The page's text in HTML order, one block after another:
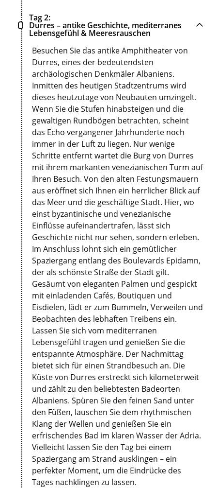
Tag 2
Durres – antike Geschichte, mediterranes
Lebensgefühl & Meeresrauschen
Besuchen Sie das antike Amphitheater von
Durres, eines der bedeutendsten
archäologischen Denkmäler Albaniens.
Inmitten des heutigen Stadtzentrums wird
dieses heutzutage von Neubauten umzingelt.
Wenn Sie die Stufen hinabsteigen und die
gewaltigen Rundbögen betrachten, scheint
das Echo vergangener Jahrhunderte noch
immer in der Luft zu liegen. Nur wenige
Schritte entfernt wartet die Burg von Durres
mit ihrem markanten venezianischen Turm auf
Ihren Besuch. Von den alten Festungsmauern
aus eröffnet sich Ihnen ein herrlicher Blick auf
das Meer und die geschäftige Stadt. Hier, wo
einst byzantinische und venezianische
Einflüsse aufeinandertrafen, lässt sich
Geschichte nicht nur sehen, sondern erleben.
Im Anschluss lohnt sich ein gemütlicher
Spaziergang entlang des Boulevards Epidamn,
der als schönste Straße der Stadt gilt.
Gesäumt von eleganten Palmen und gespickt
mit einladenden Cafés, Boutiquen und
Eisdielen, lädt er zum Bummeln, Verweilen und
Beobachten des lebhaften Treibens ein.
Lassen Sie sich vom mediterranen
Lebensgefühl tragen und genießen Sie die
entspannte Atmosphäre. Der Nachmittag
bietet sich für einen Strandbesuch an. Die
Küste von Durres erstreckt sich kilometerweit
und zählt zu den beliebtesten Badeorten
Albaniens. Spüren Sie den feinen Sand unter
den Füßen, lauschen Sie dem rhythmischen
Klang der Wellen und genießen Sie ein
erfrischendes Bad im klaren Wasser der Adria.
Vielleicht lassen Sie den Tag bei einem
Spaziergang am Strand ausklingen – ein
perfekter Moment, um die Eindrücke des
Tages nachklingen zu lassen.